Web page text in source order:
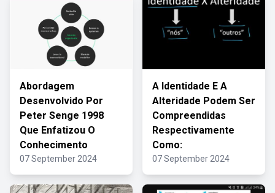
Abordagem
Desenvolvido Por
Peter Senge 1998
Que Enfatizou O
Conhecimento
07 September 2024
A Identidade E A
Alteridade Podem Ser
Compreendidas
Respectivamente
Como:
07 September 2024